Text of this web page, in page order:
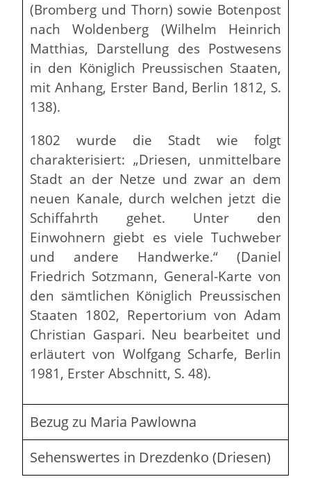
(Bromberg und Thorn) sowie Botenpost
nach Woldenberg (Wilhelm Heinrich
Matthias, Darstellung des Postwesens
in den Königlich Preussischen Staaten,
mit Anhang, Erster Band, Berlin 1812, S.
138).
1802 wurde die Stadt wie folgt
charakterisiert: „Driesen, unmittelbare
Stadt an der Netze und zwar an dem
neuen Kanale, durch welchen jetzt die
Schiffahrth gehet. Unter den
Einwohnern giebt es viele Tuchweber
und andere Handwerke.“ (Daniel
Friedrich Sotzmann, General-Karte von
den sämtlichen Königlich Preussischen
Staaten 1802, Repertorium von Adam
Christian Gaspari. Neu bearbeitet und
erläutert von Wolfgang Scharfe, Berlin
1981, Erster Abschnitt, S. 48).
Bezug zu Maria Pawlowna
Sehenswertes in Drezdenko (Driesen)